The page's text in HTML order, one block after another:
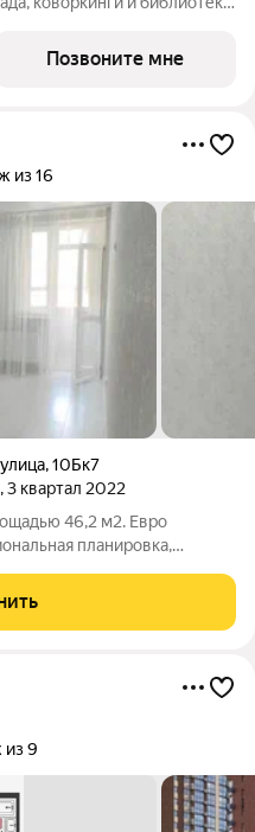
решения
Позвоните мне
из 16
,10Бк7
, 3 квартал 2022
46,2 м2. Евро
планировка,
видовые характеристики.
из 9